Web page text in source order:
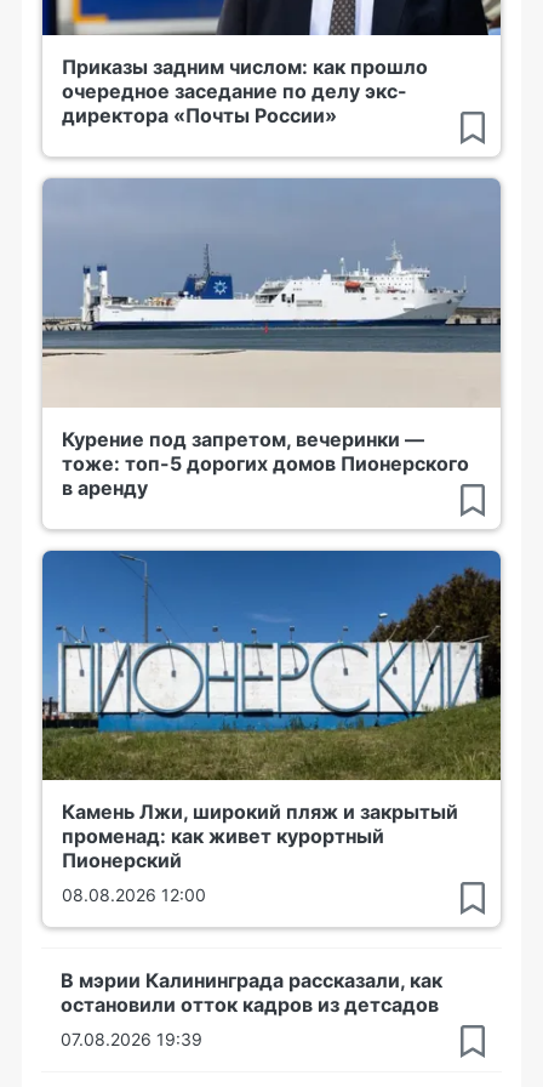
Приказы задним числом: как прошло
очередное заседание по делу экс-
директора «Почты России»
Курение под запретом, вечеринки —
тоже: топ-5 дорогих домов Пионерского
в аренду
Камень Лжи, широкий пляж и закрытый
променад: как живет курортный
Пионерский
08.08.2026 12:00
В мэрии Калининграда рассказали, как
остановили отток кадров из детсадов
07.08.2026 19:39